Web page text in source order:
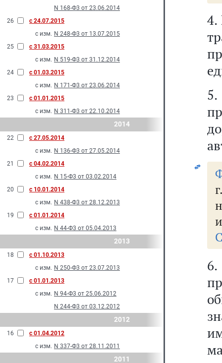
N 168-Ф3 от 23.06.2014
26
с 24.07.2015
с изм. N 248-Ф3 от 13.07.2015
25
с 31.03.2015
с изм. N 519-Ф3 от 31.12.2014
24
с 01.03.2015
с изм. N 171-Ф3 от 23.06.2014
23
с 01.01.2015
с изм. N 311-Ф3 от 22.10.2014
2014
22
с 27.05.2014
с изм. N 136-Ф3 от 27.05.2014
21
с 04.02.2014
с изм. N 15-Ф3 от 03.02.2014
20
с 10.01.2014
с изм. N 438-Ф3 от 28.12.2013
19
с 01.01.2014
с изм. N 44-Ф3 от 05.04.2013
2013
18
с 01.10.2013
с изм. N 250-Ф3 от 23.07.2013
17
с 01.01.2013
с изм. N 94-Ф3 от 25.06.2012
N 244-Ф3 от 03.12.2012
2012
16
с 01.04.2012
с изм. N 337-Ф3 от 28.11.2011
2011
4.